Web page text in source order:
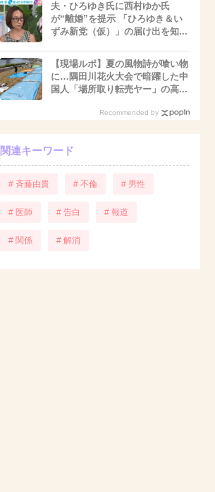
夫・ひろゆき氏に西村ゆか氏
が“離婚”を提示 「ひろゆき＆い
ずみ新党（仮）」の届け出を知...
【現場ルポ】夏の風物詩が喰い物
に…隅田川花火大会で暗躍した中
国人「場所取り転売ヤー」の高...
Recommended by
関連キーワード
# 斉藤由貴 # 不倫 # 男性
# 医師 # 告白 # 報道
# 関係 # 解消